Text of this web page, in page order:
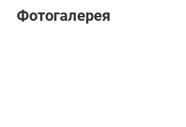
Фотогалерея